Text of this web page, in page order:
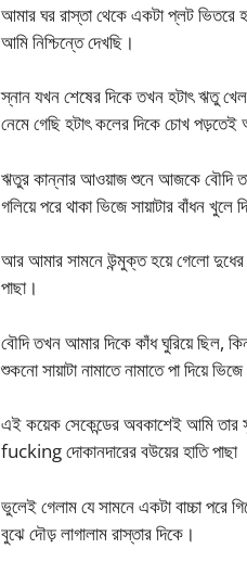
আমার ঘর রাস্তা থেকে একটা প্লট ভিতরে
আমি নিশ্চিন্তে দেখছি।
স্নান যখন শেষের দিকে তখন হটাৎ ঋতু
নেমে গেছি হটাৎ কলের দিকে চোখ পড়তেই
ঋতুর কান্নার আওয়াজ শুনে আজকে বৌদি
গলিয়ে পরে থাকা ভিজে সায়াটার বাঁধন
আর আমার সামনে উন্মুক্ত হয়ে গেলো
পাছা।
বৌদি তখন আমার দিকে কাঁধ ঘুরিয়ে ছিল,
শুকনো সায়াটা নামাতে নামাতে পা দিয়ে
এই কয়েক সেকেন্ডের অবকাশেই আমি
fucking দোকানদারের বউয়ের হাতি পাছা
ভুলেই গেলাম যে সামনে একটা বাচ্চা
বুঝে দৌড় লাগালাম রাস্তার দিকে।